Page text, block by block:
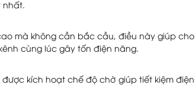
nhất.
mà không cần bắc cầu, điều này giúp cho
cùng lúc gây tốn điện năng.
kích hoạt chế độ chờ giúp tiết kiệm điện